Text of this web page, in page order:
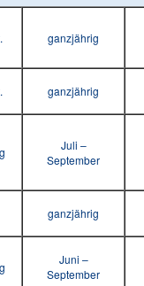
ganzjährig
ganzjährig
Juli –
September
ganzjährig
Juni –
September